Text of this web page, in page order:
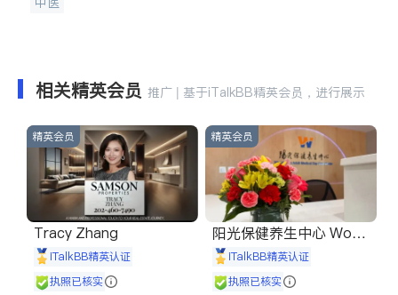
相关精英会员 推广 | 基于iTalkBB精英会员，进行展示
精英会员
Tracy Zhang
iTalkBB精英认证
执照已核实
精英会员
阳光保健养生中心 World
shine
iTalkBB精英认证
执照已核实